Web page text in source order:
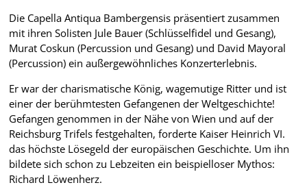
Die Capella Antiqua Bambergensis präsentiert zusammen
mit ihren Solisten Jule Bauer (Schlüsselfidel und Gesang),
Murat Coskun (Percussion und Gesang) und David Mayoral
(Percussion) ein außergewöhnliches Konzerterlebnis.
Er war der charismatische König, wagemutige Ritter und ist
einer der berühmtesten Gefangenen der Weltgeschichte!
Gefangen genommen in der Nähe von Wien und auf der
Reichsburg Trifels festgehalten, forderte Kaiser Heinrich VI.
das höchste Lösegeld der europäischen Geschichte. Um ihn
bildete sich schon zu Lebzeiten ein beispielloser Mythos:
Richard Löwenherz.